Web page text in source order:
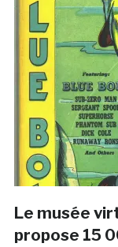
Le musée
propose 15